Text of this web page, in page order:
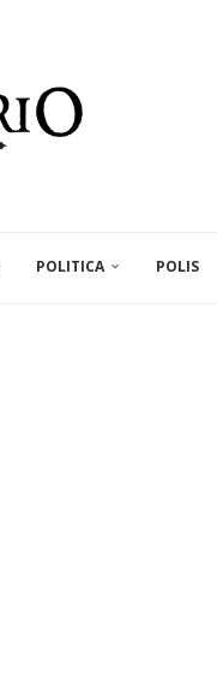
POLITICA POLIS